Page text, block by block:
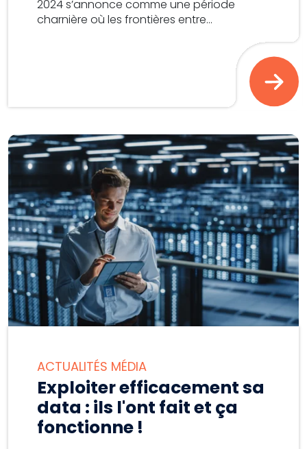
2024 s’annonce comme une période
charnière où les frontières entre...
ACTUALITÉS MÉDIA
Exploiter efficacement sa
data : ils l'ont fait et ça
fonctionne !